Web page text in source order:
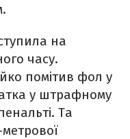
на
часу.
помітив фол у
у штрафному
Та